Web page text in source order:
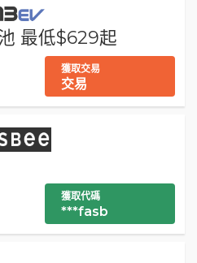
最低$629起
獲取交易
交易
獲取代碼
***fasb